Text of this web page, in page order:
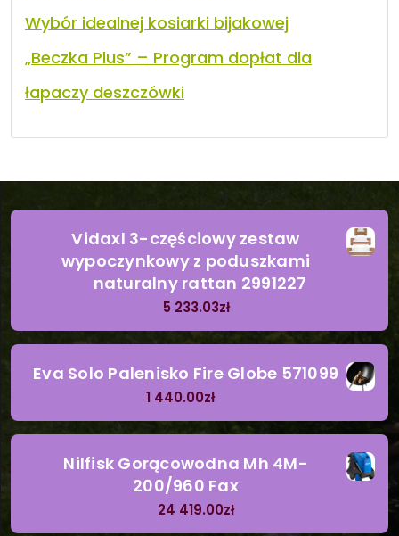
Wybór idealnej kosiarki bijakowej
„Beczka Plus” – Program dopłat dla
łapaczy deszczówki
Vidaxl 3-częściowy zestaw
wypoczynkowy z poduszkami
naturalny rattan 2991227
5 233.03zł
Eva Solo Palenisko Fire Globe 571099
1 440.00zł
Nilfisk Gorącowodna Mh 4M-
200/960 Fax
24 419.00zł